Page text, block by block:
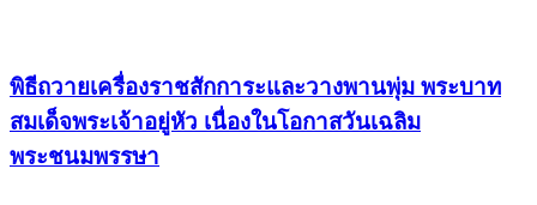
พิธีถวายเครื่องราชสักการะและวางพานพุ่ม พระบาท
สมเด็จพระเจ้าอยู่หัว เนื่องในโอกาสวันเฉลิม
พระชนมพรรษา